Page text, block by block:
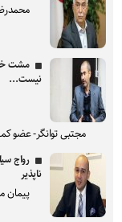
مشت
نیست...
مجتبی توانگر- عضو
رواج
ناپذیر
پیمان